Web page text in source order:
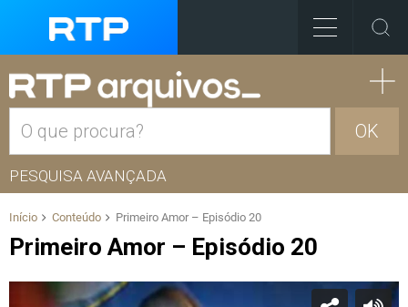
OK
PESQUISA AVANÇADA
Início Conteúdo Primeiro Amor – Episódio 20
Primeiro Amor – Episódio 20